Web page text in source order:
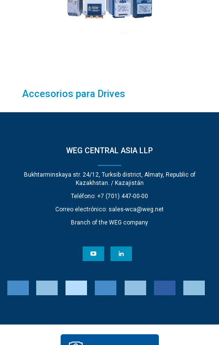
Accesorios para Drives
WEG CENTRAL ASIA LLP
Bukhtarminskaya str. 24/12, Turksib district, Almaty, Republic of
Kazakhstan. / Kazajistán
Teléfono: +7 (701) 447-00-00
Correo electrónico: sales-wca@weg.net
Branch of the WEG company